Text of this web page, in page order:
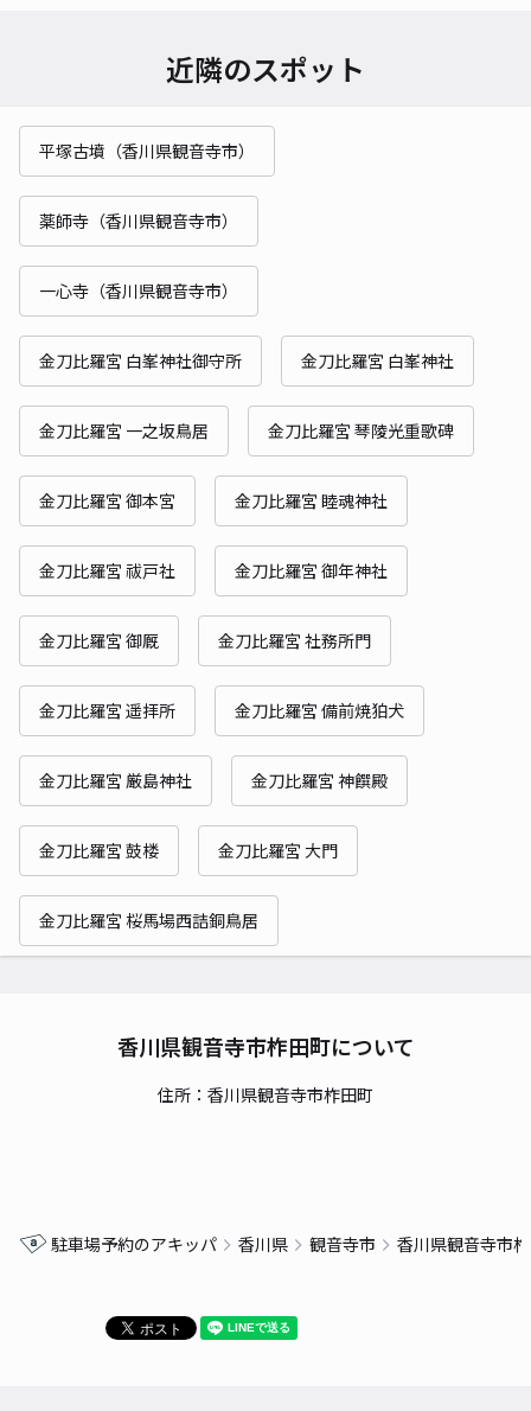
近隣のスポット
平塚古墳（香川県観音寺市）
薬師寺（香川県観音寺市）
一心寺（香川県観音寺市）
金刀比羅宮 白峯神社御守所 金刀比羅宮 白峯神社
金刀比羅宮 一之坂鳥居 金刀比羅宮 琴陵光重歌碑
金刀比羅宮 御本宮 金刀比羅宮 睦魂神社
金刀比羅宮 祓戸社 金刀比羅宮 御年神社
金刀比羅宮 御厩 金刀比羅宮 社務所門
金刀比羅宮 遥拝所 金刀比羅宮 備前焼狛犬
金刀比羅宮 厳島神社 金刀比羅宮 神饌殿
金刀比羅宮 鼓楼 金刀比羅宮 大門
金刀比羅宮 桜馬場西詰銅鳥居
香川県観音寺市柞田町について
住所：香川県観音寺市柞田町
駐車場予約のアキッパ 香川県 観音寺市 香川県観音寺市